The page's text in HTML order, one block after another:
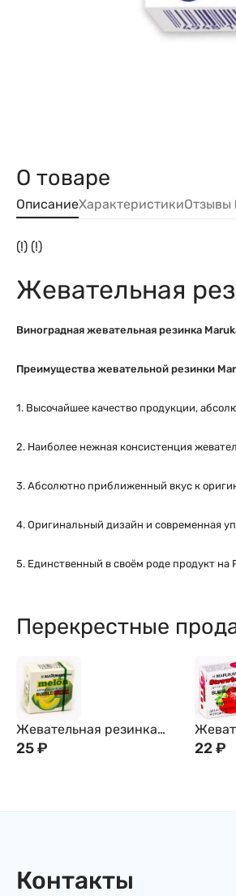
О товаре
ОписаниеХарактеристикиОтзывы
(!) (!)
Жевательная
Виноградная жевательная резинка
Преимущества жевательной резинки
1. Высочайшее качество продукции,
2. Наиболее нежная консистенция
3. Абсолютно приближенный вкус к
4. Оригинальный дизайн и современная
5. Единственный в своём роде продукт на
Перекрестные
Жевательная резинка
MARUKAWA, со вкусом
25₽ 22₽
Контакты